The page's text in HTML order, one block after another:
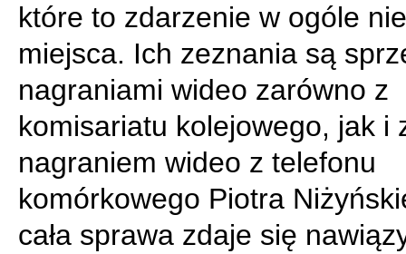
które to zdarzenie w ogóle
miejsca. Ich zeznania są
nagraniami wideo zarówno z
komisariatu kolejowego, jak i
nagraniem wideo z telefonu
komórkowego Piotra
cała sprawa zdaje się